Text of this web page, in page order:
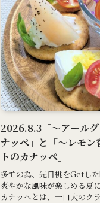
2026.8.3「～アール
ナッペ」と「～レモ
トのカナッペ」
多忙の為、先日桃をGetし
爽やかな風味が楽しめる夏
カナッペとは、一口大のク